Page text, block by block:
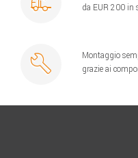
da EUR 200 in
Montaggio
grazie ai